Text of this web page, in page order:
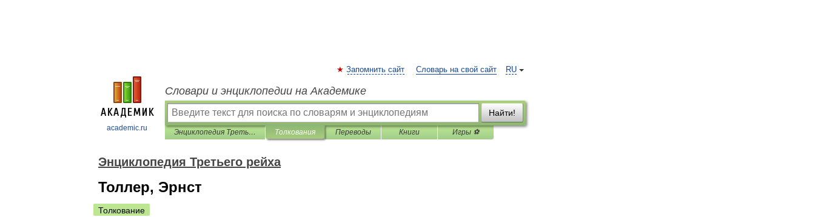
academic.ru
RU
Запомнить сайт Словарь на свой сайт
Словари и энциклопедии на Академике
Найти!
Энциклопедия Третьего рейха Толкования Переводы Книги Игры ⚽
Энциклопедия Третьего рейха
Толлер, Эрнст
Толкование